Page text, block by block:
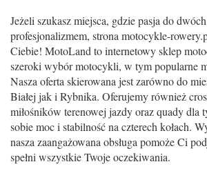
Jeżeli szukasz miejsca, gdzie pasja do
profesjonalizmem, strona motocykle-
Ciebie! MotoLand to internetowy sklep
szeroki wybór motocykli, w tym popularne
Nasza oferta skierowana jest zarówno do
Białej jak i Rybnika. Oferujemy również
miłośników terenowej jazdy oraz quady dla
sobie moc i stabilność na czterech kołach.
nasza zaangażowana obsługa pomoże Ci
spełni wszystkie Twoje oczekiwania.